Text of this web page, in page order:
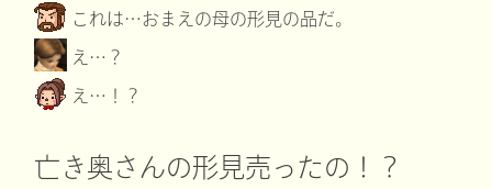
これは…おまえの母の形見の品だ。
え…？
え…！？
亡き奥さんの形見売ったの！？